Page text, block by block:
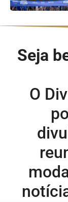
Seja
O